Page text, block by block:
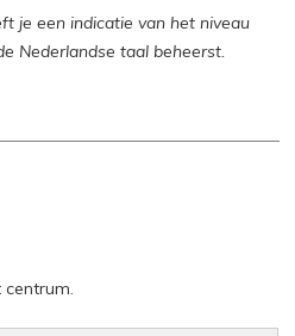
je een indicatie van het niveau
Nederlandse taal beheerst.